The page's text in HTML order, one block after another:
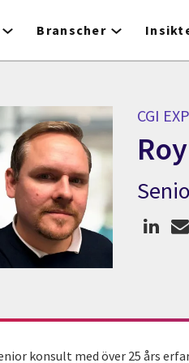
Branscher
CGI
CGI
konsult med över 25 års